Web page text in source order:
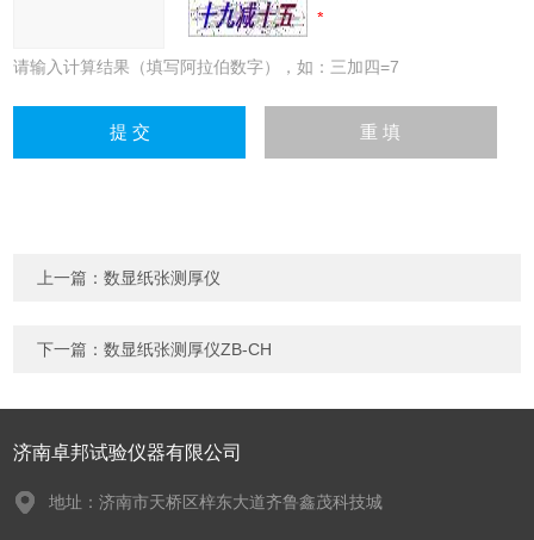
请输入计算结果（填写阿拉伯数字），如：三加四=7
上一篇：数显纸张测厚仪
下一篇：数显纸张测厚仪ZB-CH
济南卓邦试验仪器有限公司
地址：济南市天桥区梓东大道齐鲁鑫茂科技城